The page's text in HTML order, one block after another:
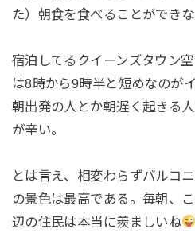
た）朝食を食べることができな
宿泊してるクイーンズタウン
は8時から9時半と短めなのが
朝出発の人とか朝遅く起きる
が辛い。
とは言え、相変わらずバルコ
の景色は最高である。毎朝、
辺の住民は本当に羨ましいね